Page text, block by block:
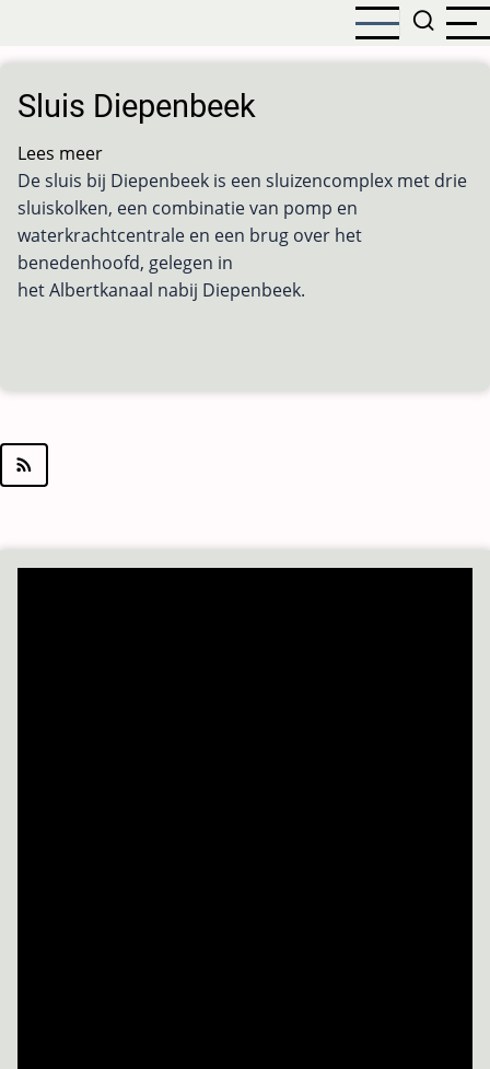
naar
de
inhoud
gaan
Sluis Diepenbeek
Lees meer
Sluis
Diepenbeek
De sluis bij Diepenbeek is een sluizencomplex met drie
sluiskolken, een combinatie van pomp en
waterkrachtcentrale en een brug over het
benedenhoofd, gelegen in
het Albertkanaal nabij Diepenbeek.